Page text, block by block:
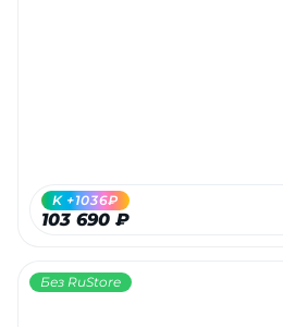
103 690 ₽
K +1036₽
Без RuStore